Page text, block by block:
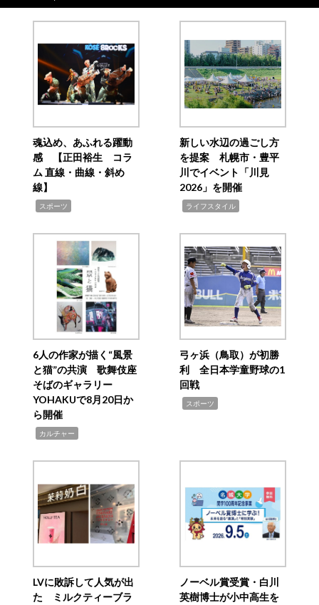
魂込め、あふれる躍動
感 【正田裕生 コラ
ム 直線・曲線・斜め
線】
スポーツ
新しい水辺の過ごし方
を提案 札幌市・豊平
川でイベント「川見
2026」を開催
ライフスタイル
6人の作家が描く“風景
と猫”の共演 歌舞伎座
そばのギャラリー
YOHAKUで8月20日か
ら開催
カルチャー
弓ヶ浜（鳥取）が初勝
利 全日本学童野球の1
回戦
スポーツ
LVに敗訴して人気が出
た ミルクティーブラ
ノーベル賞受賞・白川
英樹博士が小中高生を